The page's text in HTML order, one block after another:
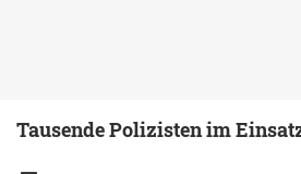
Tausende Polizisten im